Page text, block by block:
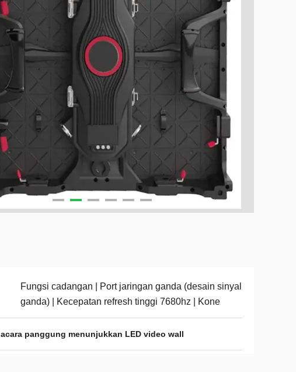
Fungsi cadangan | Port jaringan ganda (desain sinyal
ganda) | Kecepatan refresh tinggi 7680hz | Kone
acara panggung menunjukkan LED video wall